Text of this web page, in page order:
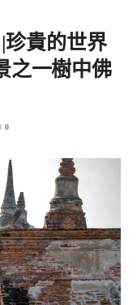
珍貴的世界
之一樹中佛
0